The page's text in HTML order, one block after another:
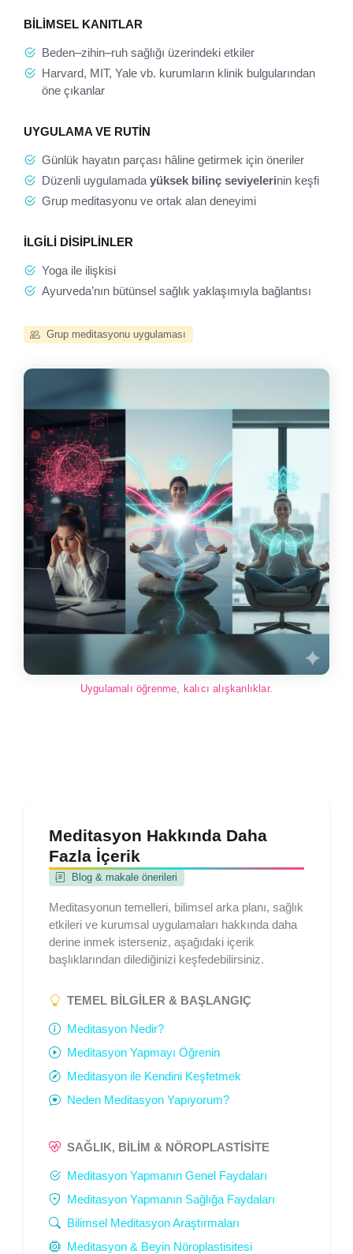
BILIMSEL KANITLAR
Beden–zihin–ruh sağlığı üzerindeki etkiler
Harvard, MIT, Yale vb. kurumların klinik bulgularından
öne çıkanlar
UYGULAMA VE RUTIN
Günlük hayatın parçası hâline getirmek için öneriler
Düzenli uygulamada yüksek bilinç seviyelerinin keşfi
Grup meditasyonu ve ortak alan deneyimi
İLGILI DISIPLINLER
Yoga ile ilişkisi
Ayurveda’nın bütünsel sağlık yaklaşımıyla bağlantısı
Grup meditasyonu uygulaması
Uygulamalı öğrenme, kalıcı alışkanlıklar.
Meditasyon Hakkında Daha
Fazla İçerik
Blog & makale önerileri
Meditasyonun temelleri, bilimsel arka planı, sağlık
etkileri ve kurumsal uygulamaları hakkında daha
derine inmek isterseniz, aşağıdaki içerik
başlıklarından dilediğinizi keşfedebilirsiniz.
TEMEL BILGILER & BAŞLANGIÇ
Meditasyon Nedir?
Meditasyon Yapmayı Öğrenin
Meditasyon ile Kendini Keşfetmek
Neden Meditasyon Yapıyorum?
SAĞLIK, BILIM & NÖROPLASTISITE
Meditasyon Yapmanın Genel Faydaları
Meditasyon Yapmanın Sağlığa Faydaları
Bilimsel Meditasyon Araştırmaları
Meditasyon & Beyin Nöroplastisitesi